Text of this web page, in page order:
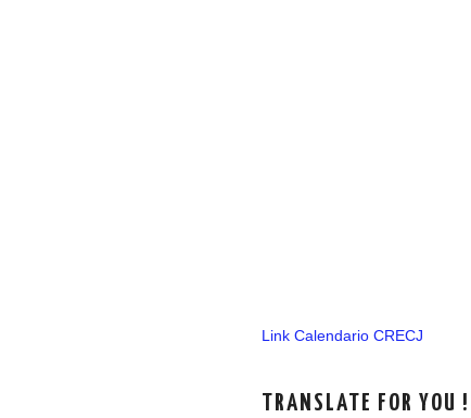
Link Calendario CRECJ
TRANSLATE FOR YOU !